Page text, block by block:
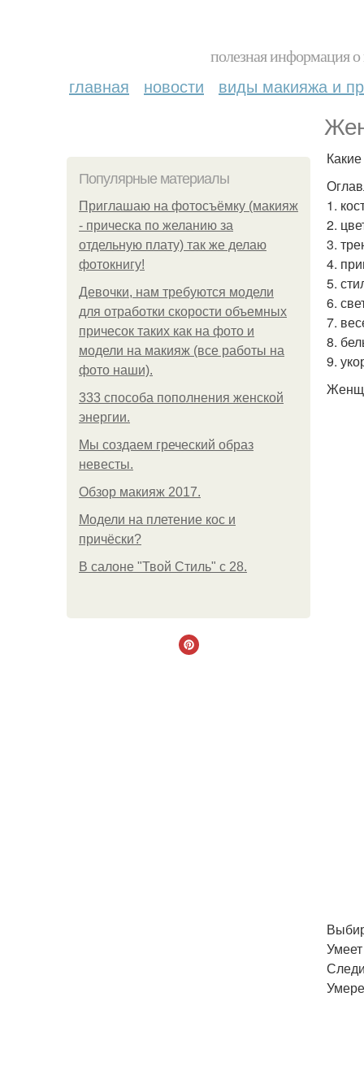
полезная информация
главная новости виды макияжа и
Популярные материалы
Приглашаю на фотосъёмку (макияж
- прическа по желанию за
отдельную плату) так же делаю
фотокнигу!
Девочки, нам требуются модели
для отработки скорости объемных
причесок таких как на фото и
модели на макияж (все работы на
фото наши).
333 способа пополнения женской
энергии.
Мы создаем греческий образ
невесты.
Обзор макияж 2017.
Модели на плетение кос и
причёски?
В салоне "Твой Стиль" с 28.
1.
2.
3.
4.
5.
6.
7.
8.
9.